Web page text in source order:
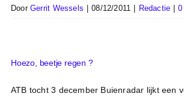
DoorGerrit Wessels 08/12/2011 Redactie
Hoezo, beetje regen ?
ATB tocht 3 december Buienradar lijkt een